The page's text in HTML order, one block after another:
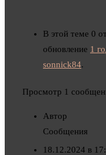
В этой теме 0
обновление 1
sonnick84.
Просмотр 1
Автор
Сообщения
18.12.2024 в